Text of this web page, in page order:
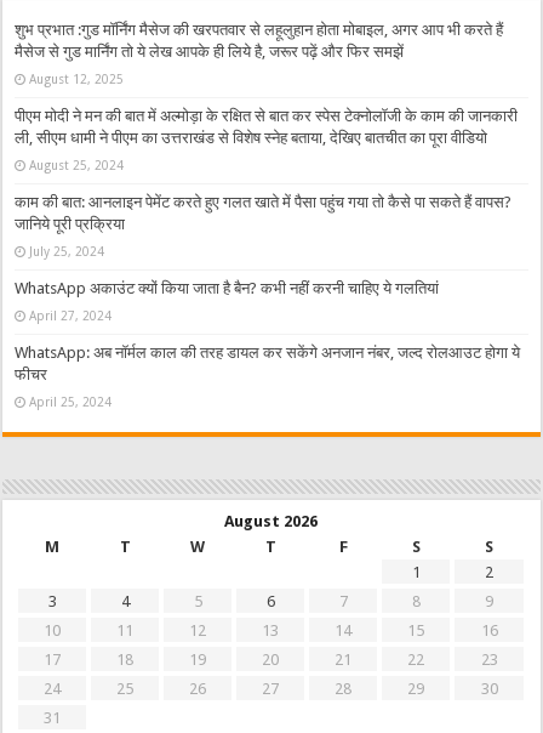
शुभ प्रभात :गुड मॉर्निंग मैसेज की खरपतवार से लहूलुहान होता मोबाइल, अगर आप भी करते हैं
मैसेज से गुड मार्निंग तो ये लेख आपके ही लिये है, जरूर पढ़ें और फिर समझें
August 12, 2025
पीएम मोदी ने मन की बात में अल्मोड़ा के रक्षित से बात कर स्पेस टेक्नोलॉजी के काम की जानकारी
ली, सीएम धामी ने पीएम का उत्तराखंड से विशेष स्नेह बताया, देखिए बातचीत का पूरा वीडियो
August 25, 2024
काम की बात: आनलाइन पेमेंट करते हुए गलत खाते में पैसा पहुंच गया तो कैसे पा सकते हैं वापस?
जानिये पूरी प्रक्रिया
July 25, 2024
WhatsApp अकाउंट क्यों किया जाता है बैन? कभी नहीं करनी चाहिए ये गलतियां
April 27, 2024
WhatsApp: अब नॉर्मल काल की तरह डायल कर सकेंगे अनजान नंबर, जल्द रोलआउट होगा ये
फीचर
April 25, 2024
August 2026
M
T W T F S
S
1
2
3
4 5 6 7 8
9
10
11 12 13 14 15
16
17
18 19 20 21 22
23
24
25 26 27 28 29
30
31